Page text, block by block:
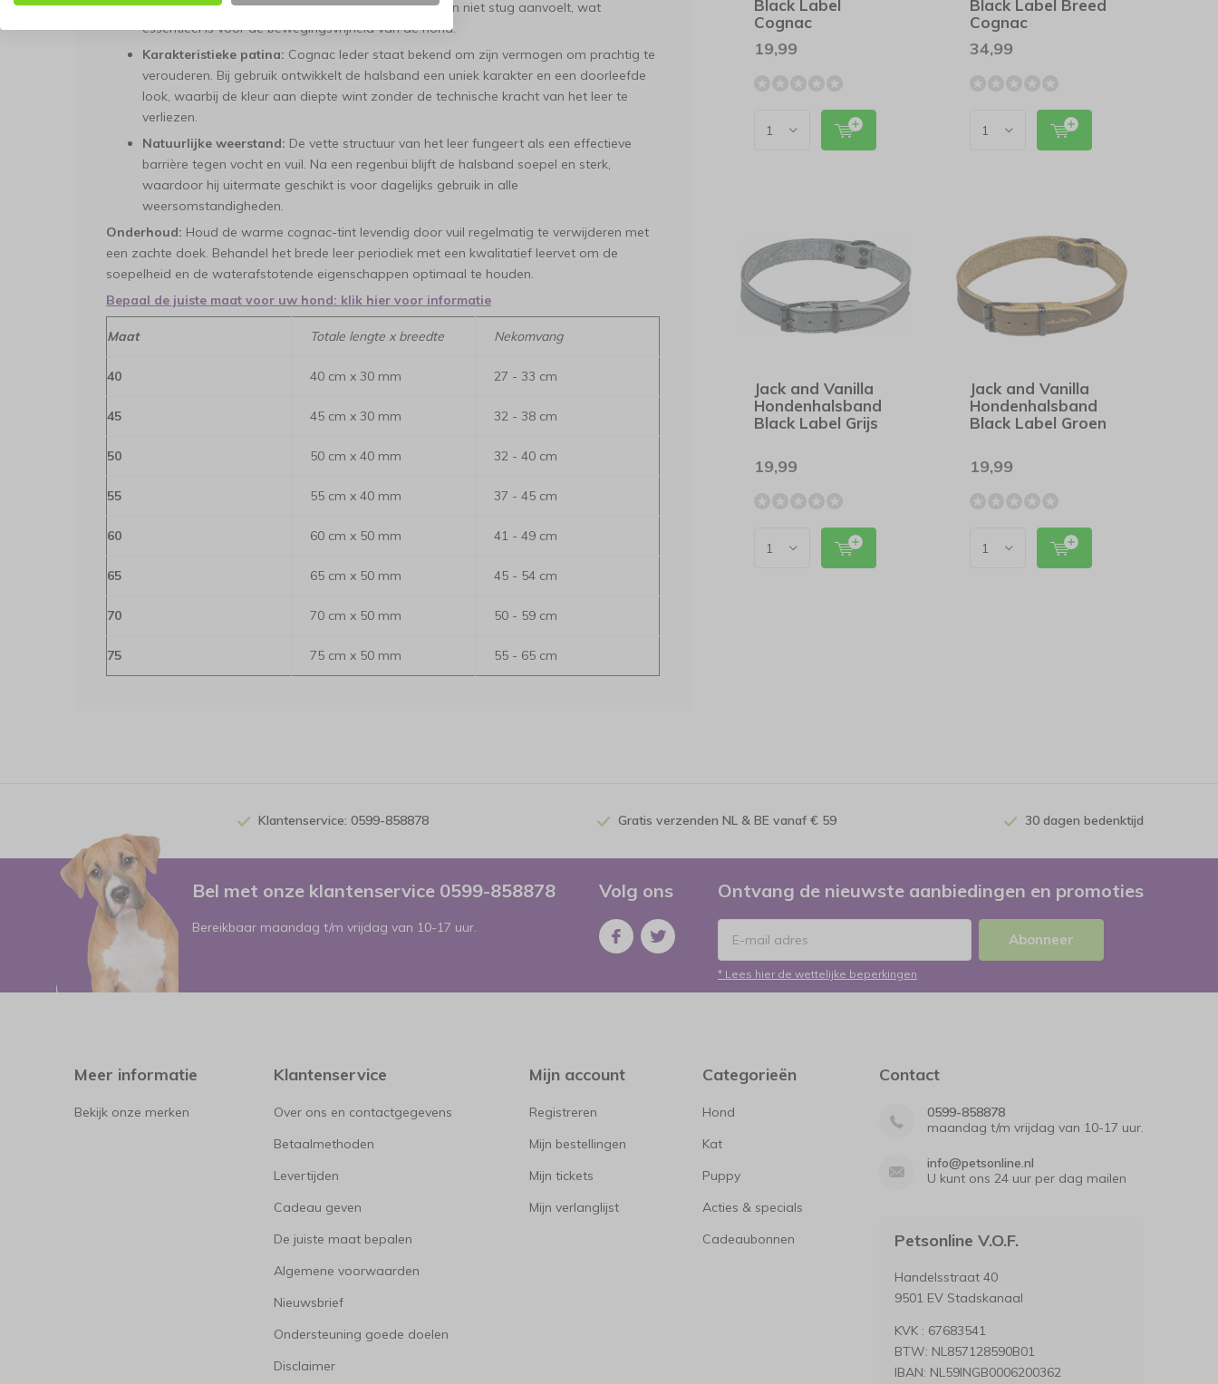
zorgen ervoor dat de band soepel om de nek valt en niet stug aanvoelt, wat
essentieel is voor de bewegingsvrijheid van de hond.
Karakteristieke patina: Cognac leder staat bekend om zijn vermogen om prachtig te
verouderen. Bij gebruik ontwikkelt de halsband een uniek karakter en een doorleefde
look, waarbij de kleur aan diepte wint zonder de technische kracht van het leer te
verliezen.
Natuurlijke weerstand: De vette structuur van het leer fungeert als een effectieve
barrière tegen vocht en vuil. Na een regenbui blijft de halsband soepel en sterk,
waardoor hij uitermate geschikt is voor dagelijks gebruik in alle
weersomstandigheden.
Onderhoud: Houd de warme cognac-tint levendig door vuil regelmatig te verwijderen met
een zachte doek. Behandel het brede leer periodiek met een kwalitatief leervet om de
soepelheid en de waterafstotende eigenschappen optimaal te houden.
Bepaal de juiste maat voor uw hond: klik hier voor informatie
Maat Totale lengte x breedte Nekomvang
40 40 cm x 30 mm 27 - 33 cm
45 45 cm x 30 mm 32 - 38 cm
50 50 cm x 40 mm 32 - 40 cm
55 55 cm x 40 mm 37 - 45 cm
60 60 cm x 50 mm 41 - 49 cm
65 65 cm x 50 mm 45 - 54 cm
70 70 cm x 50 mm 50 - 59 cm
75 75 cm x 50 mm 55 - 65 cm
Black Label
Cognac
19,99
Black Label Breed
Cognac
34,99
Jack and Vanilla
Hondenhalsband
Black Label Grijs
19,99
Jack and Vanilla
Hondenhalsband
Black Label Groen
19,99
Klantenservice: 0599-858878 Gratis verzenden NL & BE vanaf € 59 30 dagen bedenktijd
Bel met onze klantenservice 0599-858878
Bereikbaar maandag t/m vrijdag van 10-17 uur.
Volg ons Ontvang de nieuwste aanbiedingen en promoties
Abonneer
* Lees hier de wettelijke beperkingen
Meer informatie
Bekijk onze merken
Klantenservice
Over ons en contactgegevens
Betaalmethoden
Levertijden
Cadeau geven
De juiste maat bepalen
Algemene voorwaarden
Nieuwsbrief
Ondersteuning goede doelen
Disclaimer
Mijn account
Registreren
Mijn bestellingen
Mijn tickets
Mijn verlanglijst
Categorieën
Hond
Kat
Puppy
Acties & specials
Cadeaubonnen
Contact
0599-858878
maandag t/m vrijdag van 10-17 uur.
info@petsonline.nl
U kunt ons 24 uur per dag mailen
Petsonline V.O.F.
Handelsstraat 40
9501 EV Stadskanaal
KVK : 67683541
BTW: NL857128590B01
IBAN: NL59INGB0006200362